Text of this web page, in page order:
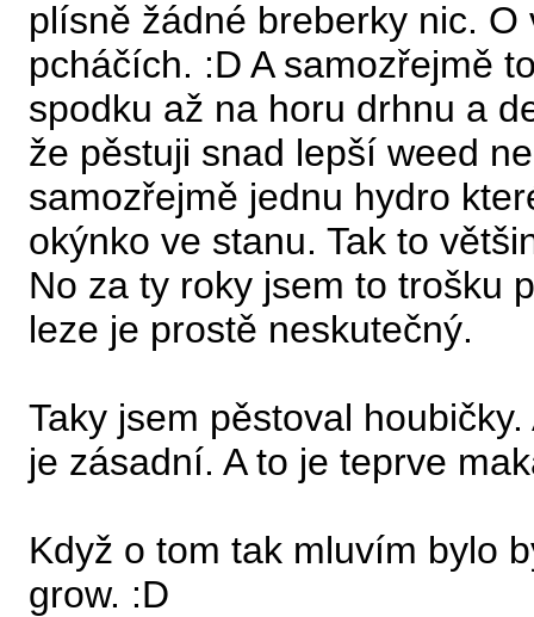
plísně žádné breberky nic.
pcháčích. :D A samozřejmě
spodku až na horu drhnu a
že pěstuji snad lepší weed
samozřejmě jednu hydro
okýnko ve stanu. Tak to
No za ty roky jsem to trošku
leze je prostě neskutečný.
Taky jsem pěstoval
je zásadní. A to je teprve
Když o tom tak mluvím bylo
grow. :D